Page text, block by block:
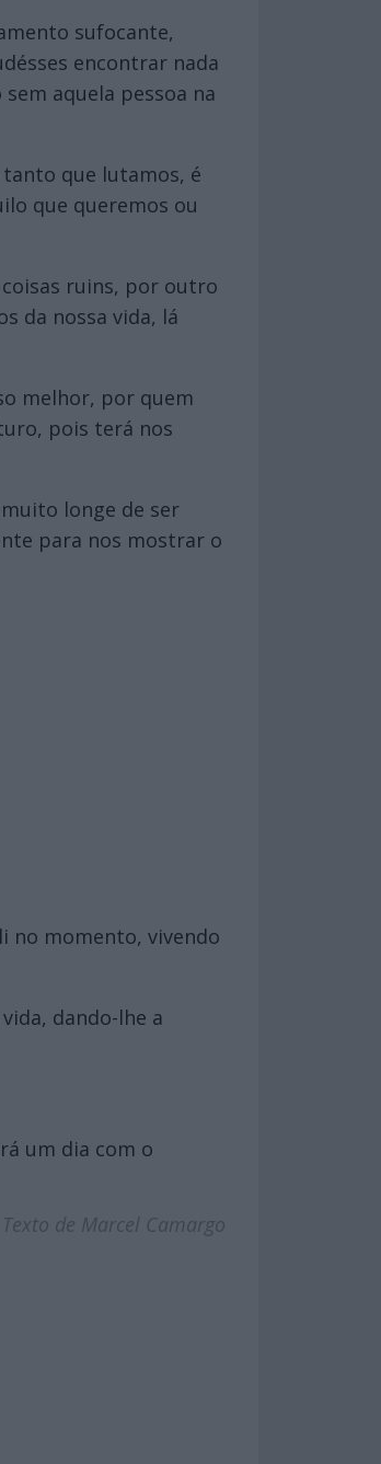
sufocante,
encontrar nada
aquela pessoa na
que lutamos, é
que queremos ou
ruins, por outro
da nossa vida, lá
melhor, por quem
pois terá nos
longe de ser
para nos mostrar o
no momento, vivendo
dando-lhe a
um dia com o
Texto de Marcel Camargo